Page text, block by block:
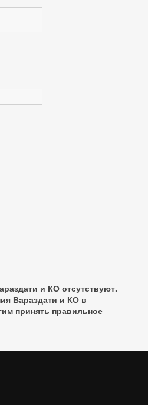
и КО отсутствуют.
Вараздати и КО в
принять правильное